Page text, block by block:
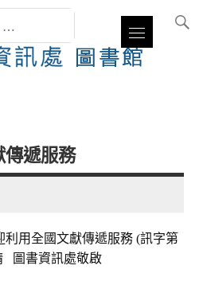
遞服務
利用全國文獻傳遞服務 (訊字第
圖書資訊處敬啟